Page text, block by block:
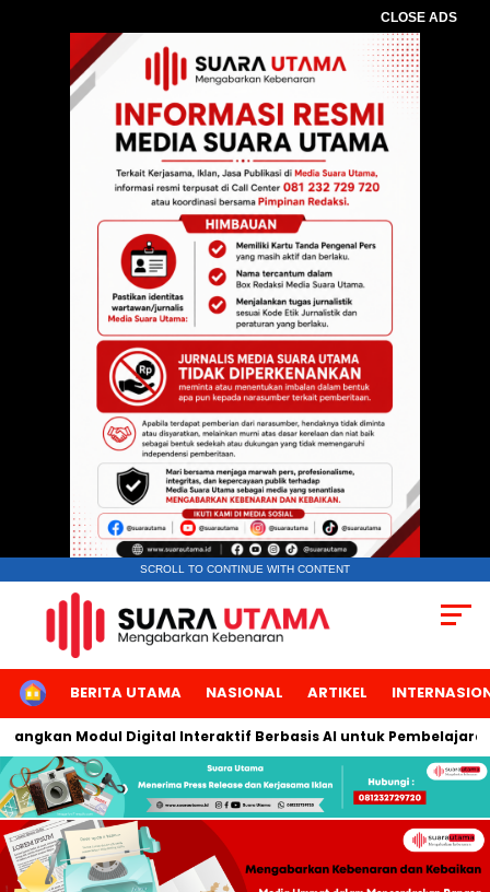
CLOSE ADS
SCROLL TO CONTINUE WITH CONTENT
HOMEBERITA UTAMA NASIONAL ARTIKEL
Modul Digital Interaktif Berbasis AI untuk Pembelajaran